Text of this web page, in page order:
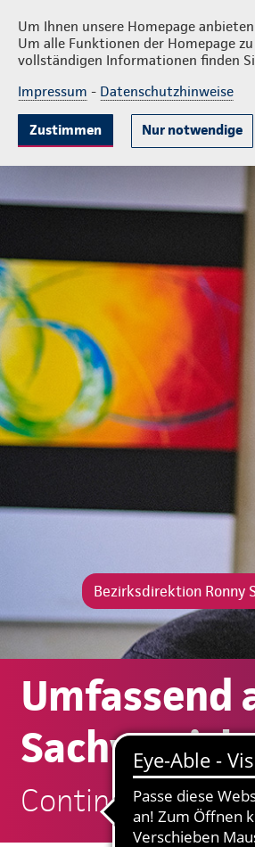
Um Ihnen unsere Homepage
Um alle Funktionen der Homepage
vollständigen Informationen finden
Impressum - Datenschutzhinweise
Zustimmen Nur notwendige
Ronny Schindler
Krankenversicherung
Bezirksdirektion Ronny
Umfassend
Continentale: